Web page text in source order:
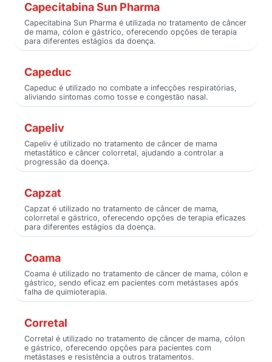
Capecitabina Sun Pharma
Capecitabina Sun Pharma é utilizada no tratamento de câncer
de mama, cólon e gástrico, oferecendo opções de terapia
para diferentes estágios da doença.
Capeduc
Capeduc é utilizado no combate a infecções respiratórias,
aliviando sintomas como tosse e congestão nasal.
Capeliv
Capeliv é utilizado no tratamento de câncer de mama
metastático e câncer colorretal, ajudando a controlar a
progressão da doença.
Capzat
Capzat é utilizado no tratamento de câncer de mama,
colorretal e gástrico, oferecendo opções de terapia eficazes
para diferentes estágios da doença.
Coama
Coama é utilizado no tratamento de câncer de mama, cólon e
gástrico, sendo eficaz em pacientes com metástases após
falha de quimioterapia.
Corretal
Corretal é utilizado no tratamento de câncer de mama, cólon
e gástrico, oferecendo opções para pacientes com
metástases e resistência a outros tratamentos.